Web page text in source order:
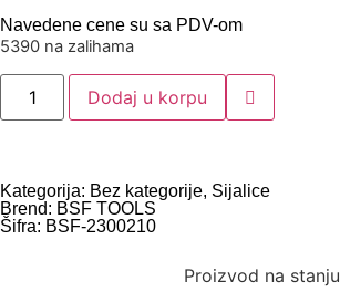
Navedene cene su sa PDV-om
5390 na zalihama
Dodaj u korpu
Kategorija: Bez kategorije, Sijalice
Brend: BSF TOOLS
Šifra: BSF-2300210
Proizvod na stanju